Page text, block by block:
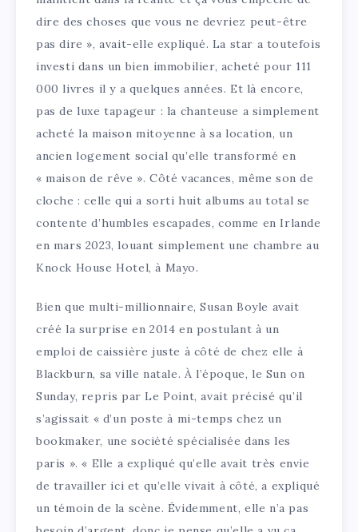
dire des choses que vous ne devriez peut-être
pas dire », avait-elle expliqué. La star a toutefois
investi dans un bien immobilier, acheté pour 111
000 livres il y a quelques années. Et là encore,
pas de luxe tapageur : la chanteuse a simplement
acheté la maison mitoyenne à sa location, un
ancien logement social qu’elle transformé en
« maison de rêve ». Côté vacances, même son de
cloche : celle qui a sorti huit albums au total se
contente d’humbles escapades, comme en Irlande
en mars 2023, louant simplement une chambre au
Knock House Hotel, à Mayo.
Bien que multi-millionnaire, Susan Boyle avait
créé la surprise en 2014 en postulant à un
emploi de caissière juste à côté de chez elle à
Blackburn, sa ville natale. À l’époque, le Sun on
Sunday, repris par Le Point, avait précisé qu’il
s’agissait « d’un poste à mi-temps chez un
bookmaker, une société spécialisée dans les
paris ». « Elle a expliqué qu’elle avait très envie
de travailler ici et qu’elle vivait à côté, a expliqué
un témoin de la scène. Évidemment, elle n’a pas